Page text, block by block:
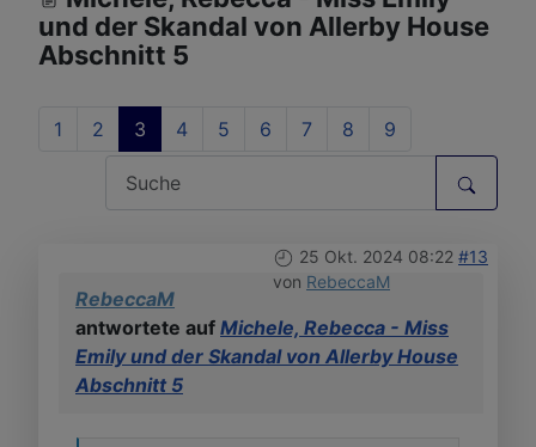
und der Skandal von Allerby House
Abschnitt 5
1 2 3 4 5 6 7 8 9
25 Okt. 2024 08:22 #13
von RebeccaM
RebeccaM
antwortete auf Michele, Rebecca - Miss
Emily und der Skandal von Allerby House
Abschnitt 5